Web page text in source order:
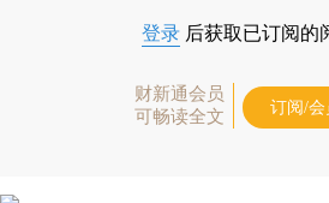
登录 后获取已订阅的
财新通会员
可畅读全文
订阅/会